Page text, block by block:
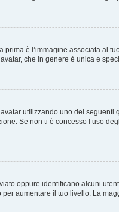
è l’immagine associata al
che in genere è unica e
utilizzando uno dei
Se non ti è concesso l’uso
oppure identificano alcuni
aumentare il tuo livello. La